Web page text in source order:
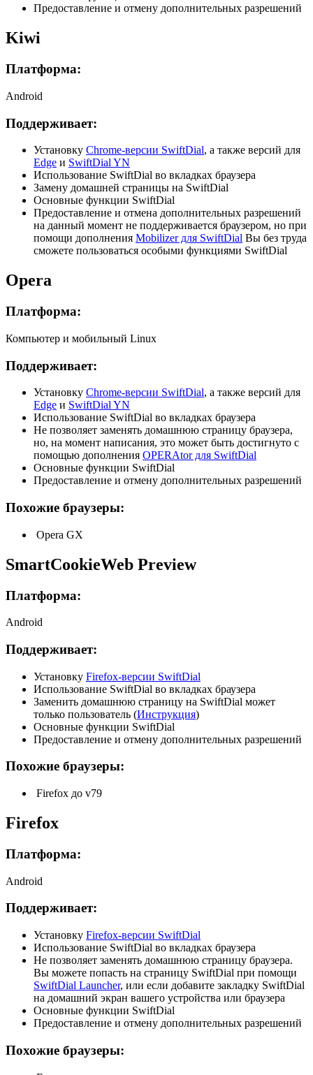
Предоставление и отмену дополнительных разрешений
Kiwi
Платформа:
Android
Поддерживает:
Установку Chrome-версии SwiftDial, а также версий для
Edge и SwiftDial YN
Использование SwiftDial во вкладках браузера
Замену домашней страницы на SwiftDial
Основные функции SwiftDial
Предоставление и отмена дополнительных разрешений
на данный момент не поддерживается браузером, но при
помощи дополнения Mobilizer для SwiftDial Вы без труда
сможете пользоваться особыми функциями SwiftDial
Opera
Платформа:
Компьютер и мобильный Linux
Поддерживает:
Установку Chrome-версии SwiftDial, а также версий для
Edge и SwiftDial YN
Использование SwiftDial во вкладках браузера
Не позволяет заменять домашнюю страницу браузера,
но, на момент написания, это может быть достигнуто с
помощью дополнения OPERAtor для SwiftDial
Основные функции SwiftDial
Предоставление и отмену дополнительных разрешений
Похожие браузеры:
Opera GX
SmartCookieWeb Preview
Платформа:
Android
Поддерживает:
Установку Firefox-версии SwiftDial
Использование SwiftDial во вкладках браузера
Заменить домашнюю страницу на SwiftDial может
только пользователь (Инструкция)
Основные функции SwiftDial
Предоставление и отмену дополнительных разрешений
Похожие браузеры:
Firefox до v79
Firefox
Платформа:
Android
Поддерживает:
Установку Firefox-версии SwiftDial
Использование SwiftDial во вкладках браузера
Не позволяет заменять домашнюю страницу браузера.
Вы можете попасть на страницу SwiftDial при помощи
SwiftDial Launcher, или если добавите закладку SwiftDial
на домашний экран вашего устройства или браузера
Основные функции SwiftDial
Предоставление и отмену дополнительных разрешений
Похожие браузеры: